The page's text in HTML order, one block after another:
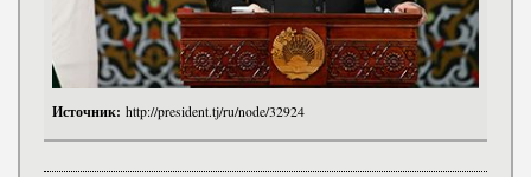
Источник: http://president.tj/ru/node/32924